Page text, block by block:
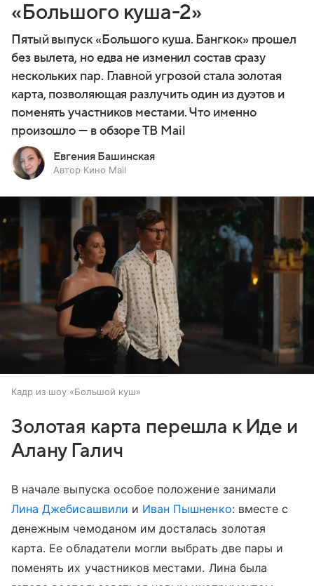
«Большого куша-2»
Пятый выпуск «Большого куша. Бангкок» прошел
без вылета, но едва не изменил состав сразу
нескольких пар. Главной угрозой стала золотая
карта, позволяющая разлучить один из дуэтов и
поменять участников местами. Что именно
произошло — в обзоре ТВ Mail
Евгения Башинская
Автор Кино Mail
Кадр из шоу «Большой куш»
Золотая карта перешла к Иде и
Алану Галич
В начале выпуска особое положение занимали
Лина Джебисашвили и Иван Пышненко: вместе с
денежным чемоданом им досталась золотая
карта. Ее обладатели могли выбрать две пары и
поменять их участников местами. Лина была